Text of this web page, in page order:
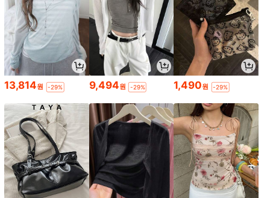
13,814원 -29% 9,494원 -29% 1,490원 -29%